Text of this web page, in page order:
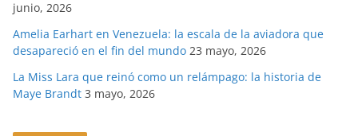
junio, 2026
Amelia Earhart en Venezuela: la escala de la aviadora que
desapareció en el fin del mundo 23 mayo, 2026
La Miss Lara que reinó como un relámpago: la historia de
Maye Brandt 3 mayo, 2026